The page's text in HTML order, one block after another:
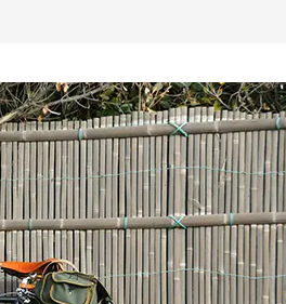
4つ
選